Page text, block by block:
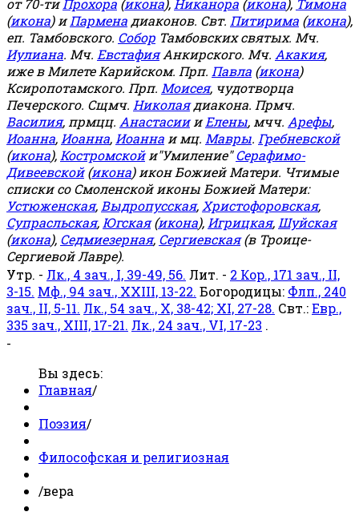
от 70-тиПрохора (икона), Никанора (икона), Тимона
(икона) иПармена диаконов. Свт. Питирима (икона),
еп. Тамбовского. Собор Тамбовских святых. Мч.
Иулиана. Мч. ЕвстафияАнкирского. Мч. Акакия,
иже в Милете Карийском. Прп. Павла (икона)
Ксиропотамского. Прп. Моисея, чудотворца
Печерского. Сщмч. Николаядиакона. Прмч.
Василия, прмцц. АнастасиииЕлены, мчч. Арефы,
Иоанна, Иоанна, Иоанна и мц. Мавры. Гребневской
(икона), Костромскойи"Умиление"Серафимо-
Дивеевской(икона) икон Божией Матери. Чтимые
списки со Смоленской иконы Божией Матери:
Устюженская, Выдропусская, Христофоровская,
Супрасльская, Югская(икона), Игрицкая, Шуйская
(икона), Седмиезерная, Сергиевская(в Троице-
Сергиевой Лавре).
Утр. - Лк., 4 зач., I, 39-49, 56. Лит. - 2 Кор., 171 зач., II,
3-15. Мф., 94 зач., XXIII, 13-22. Богородицы: Флп., 240
зач., II, 5-11. Лк., 54 зач., X, 38-42; XI, 27-28. Свт.:Евр.,
335 зач., XIII, 17-21. Лк., 24 зач., VI, 17-23 .
-
Вы здесь:
Главная/
Поэзия/
Философская и религиозная
/вера